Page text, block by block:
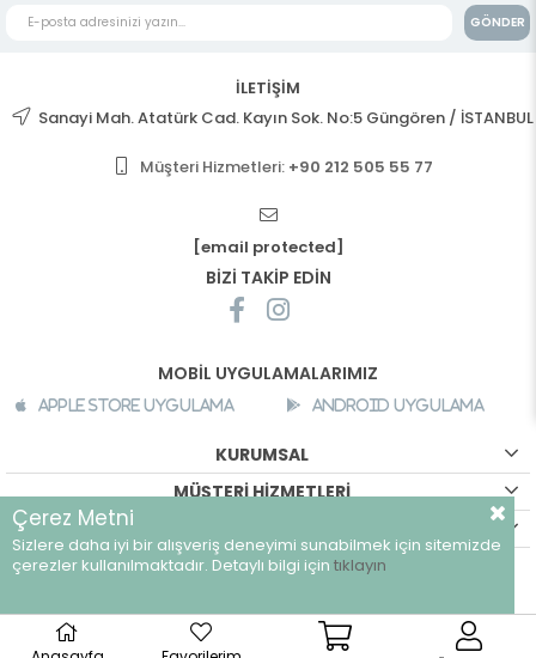
GÖNDER
İLETİŞİM
Sanayi Mah. Atatürk Cad. Kayın Sok. No:5 Güngören / İSTANBUL
Müşteri Hizmetleri: +90 212 505 55 77
[email protected]
BİZİ TAKİP EDİN
MOBİL UYGULAMALARIMIZ
Apple Store Uygulama Android Uygulama
KURUMSAL
MÜŞTERİ HİZMETLERİ
©breeze.com.tr - Tüm hakları saklıdır.
Çerez Metni
Sizlere daha iyi bir alışveriş deneyimi sunabilmek için sitemizde
çerezler kullanılmaktadır. Detaylı bilgi için tıklayın